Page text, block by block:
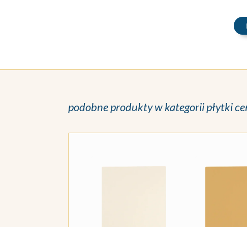
podobne produkty w kategorii płytki